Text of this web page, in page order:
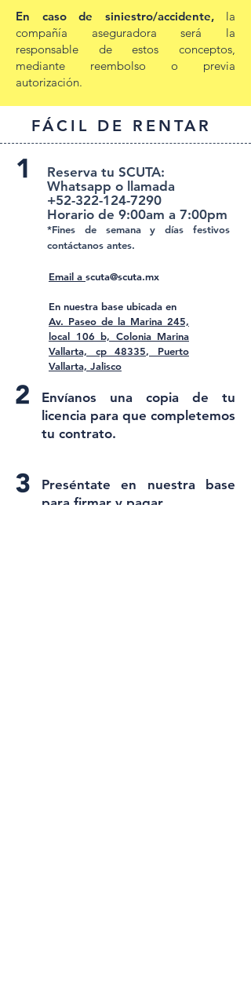
En caso de siniestro/accidente, la
compañía aseguradora será la
responsable de estos conceptos,
mediante reembolso o previa
autorización.
FÁCIL DE RENTAR
Reserva tu SCUTA:
Whatsapp o llamada
+52-322-124-7290
Horario de 9:00am a 7:00pm
*Fines de semana y días festivos
contáctanos antes.
Email a scuta@scuta.mx
En nuestra base ubicada en
Av. Paseo de la Marina 245,
local 106 b, Colonia Marina
Vallarta, cp 48335, Puerto
Vallarta, Jalisco
Envíanos una copia de tu
licencia para que completemos
tu contrato.
Preséntate en nuestra base
para firmar y pagar.